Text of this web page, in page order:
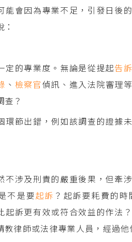
能會因為專業不足，引發日後
定的專業度。無論是從提起告訴
、 檢察官偵訊、進入法院審理
查？
環節出錯，例如該調查的證據
不涉及刑責的嚴重後果，但牽
不是要起訴 ？起訴要耗費的
起訴更有效或符合效益的作法
教律師或法律專業人員，經過他